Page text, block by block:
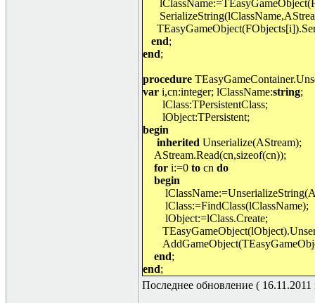
end;
end;
procedure
var i,cn:integer; lClassName:string;
lClass:TPersistentClass;
lObject:TPersistent;
begin
inherited Unserialize(AStream);
AStream.Read(cn,sizeof(cn));
for i:=0 to cn do
begin
lClass:=FindClass(lClassName);
lObject:=lClass.Create;
end;
end;
Последнее обновление ( 16.11.2011